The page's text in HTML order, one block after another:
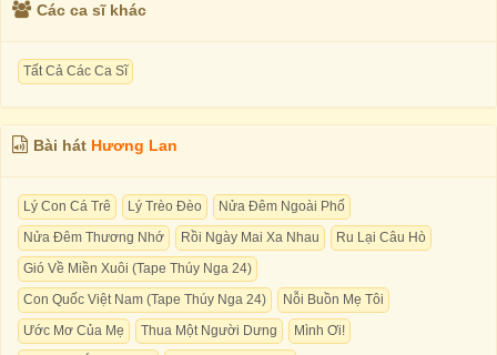
Các ca sĩ khác
Tất Cả Các Ca Sĩ
Bài hát Hương Lan
Lý Con Cá Trê Lý Trèo Đèo
Nửa Đêm Ngoài Phố
Nửa Đêm Thương Nhớ
Rồi Ngày Mai Xa Nhau
Ru Lại Câu Hò
Gió Về Miền Xuôi (Tape Thúy Nga 24)
Con Quốc Việt Nam (Tape Thúy Nga 24)
Nỗi Buồn Mẹ Tôi
Ước Mơ Của Mẹ
Thua Một Người Dưng
Mình Ơi!